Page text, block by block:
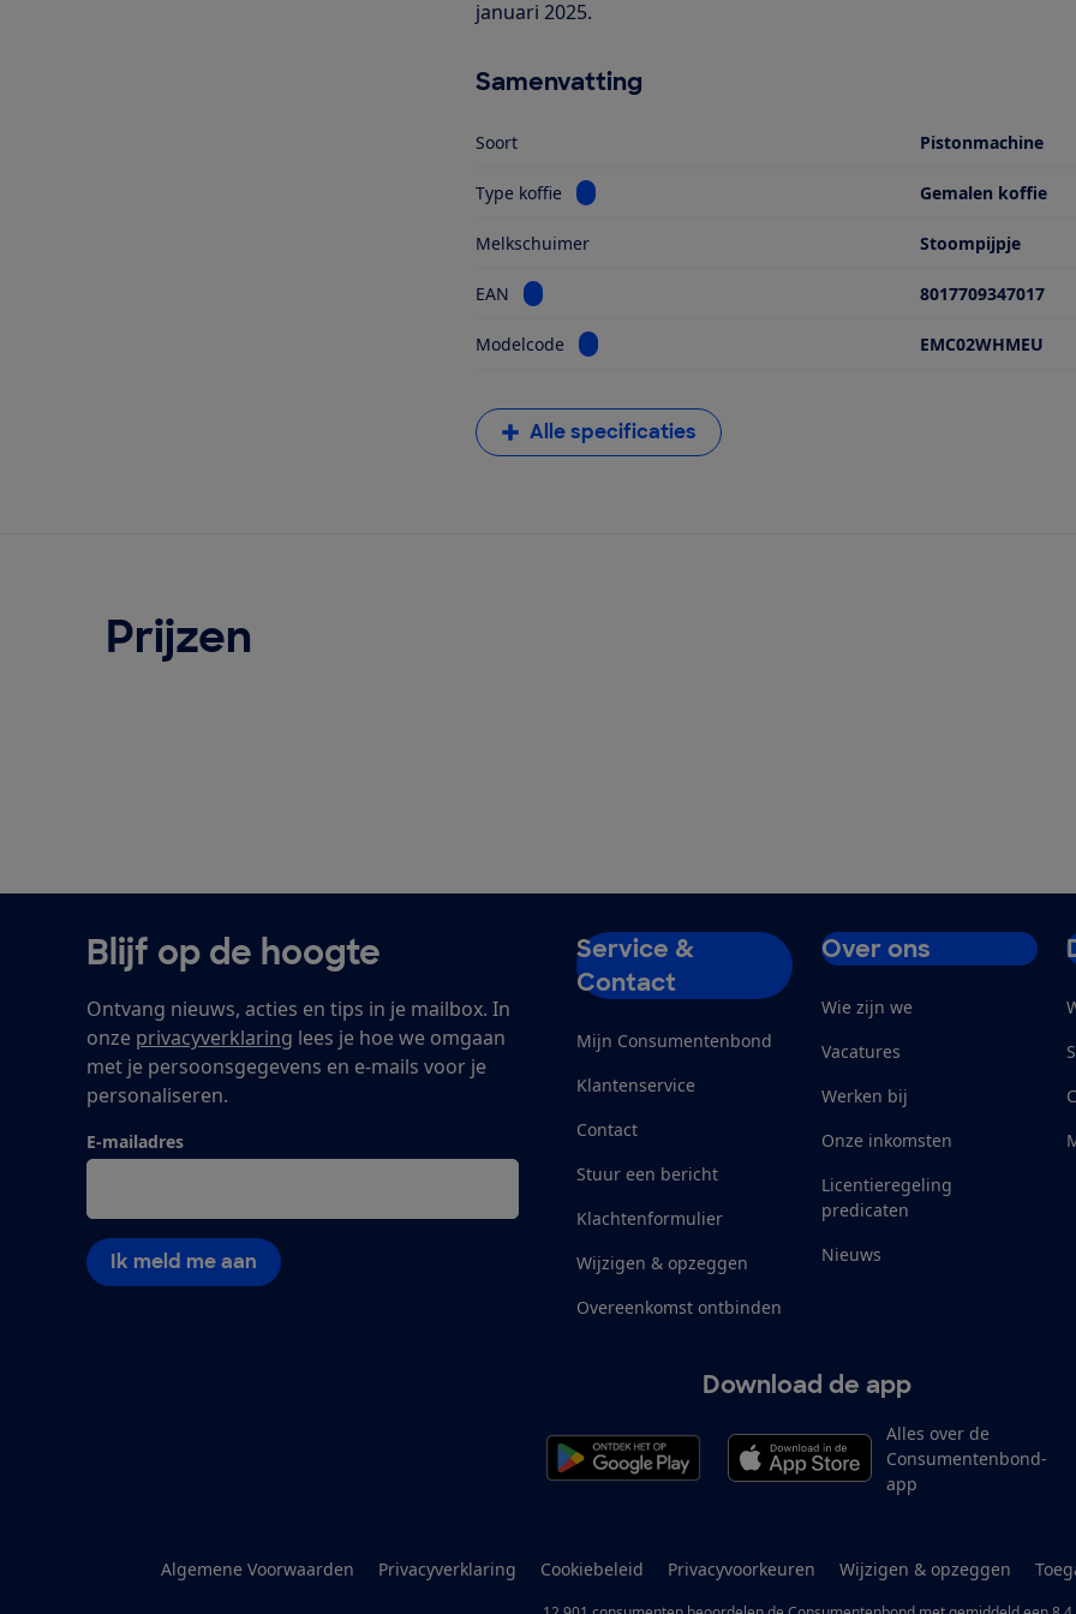
januari 2025.
Samenvatting
Soort Pistonmachine
Type koffie Bekijk informatie voor Type koffie Gemalen koffie
Melkschuimer Stoompijpje
EAN Bekijk informatie voor EAN 8017709347017
Modelcode Bekijk informatie voor Modelcode EMC02WHMEU
Alle specificaties
Prijzen
Blijf op de hoogte
Ontvang nieuws, acties en tips in je mailbox. In
onze privacyverklaring lees je hoe we omgaan
met je persoonsgegevens en e-mails voor je
personaliseren.
E-mailadres
Ik meld me aan
Service &
Contact
Mijn Consumentenbond
Klantenservice
Contact
Stuur een bericht
Klachtenformulier
Wijzigen & opzeggen
Overeenkomst ontbinden
Over ons
Wie zijn we
Vacatures
Werken bij
Onze inkomsten
Licentieregeling
predicaten
Nieuws
Download de app
Alles over de
Consumentenbond-
app
Algemene Voorwaarden Privacyverklaring Cookiebeleid Privacyvoorkeuren Wijzigen & opzeggen